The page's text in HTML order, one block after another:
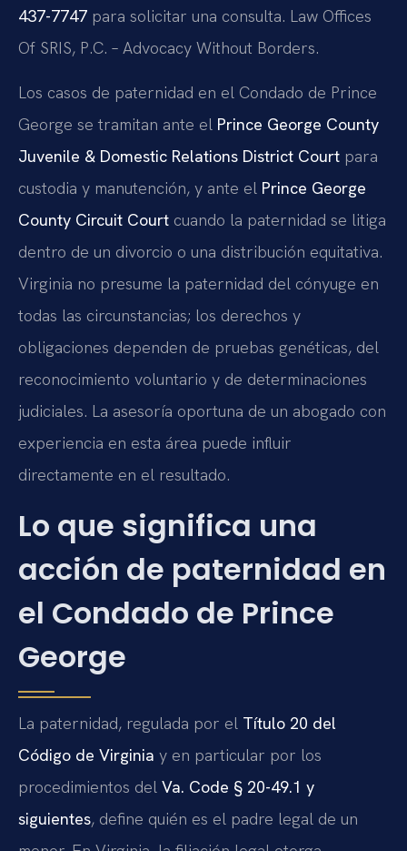
437-7747 para solicitar una consulta. Law Offices
Of SRIS, P.C. – Advocacy Without Borders.
Los casos de paternidad en el Condado de Prince
George se tramitan ante el Prince George County
Juvenile & Domestic Relations District Court para
custodia y manutención, y ante el Prince George
County Circuit Court cuando la paternidad se litiga
dentro de un divorcio o una distribución equitativa.
Virginia no presume la paternidad del cónyuge en
todas las circunstancias; los derechos y
obligaciones dependen de pruebas genéticas, del
reconocimiento voluntario y de determinaciones
judiciales. La asesoría oportuna de un abogado con
experiencia en esta área puede influir
directamente en el resultado.
Lo que significa una
acción de paternidad en
el Condado de Prince
George
La paternidad, regulada por el Título 20 del
Código de Virginia y en particular por los
procedimientos del Va. Code § 20-49.1 y
siguientes, define quién es el padre legal de un